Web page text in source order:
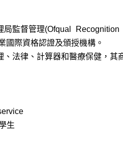
局監督管理(Ofqual
國際資格認證及頒授機構。
法律、計算器和醫療保健，其
生